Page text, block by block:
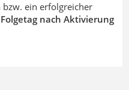
ein erfolgreicher
nach Aktivierung